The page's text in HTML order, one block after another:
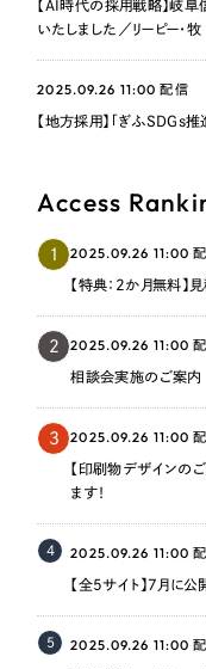
【AI時代の採用戦略】岐阜
いたしました／リーピー・牧
2025.09.26 11:00配信
【地方採用】「ぎふSDGs推
Access
1 2025.09.26 11:00
【特典：2か月無料】
2 2025.09.26 11:00
相談会実施のご案内
3 2025.09.26 11:00
【印刷物デザインの
ます！
4 2025.09.26 11:00
【全5サイト】7月に
5 2025.09.26 11:00